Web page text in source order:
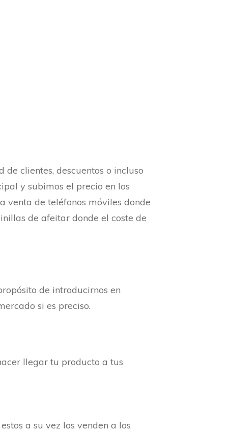
clientes, descuentos o incluso
y subimos el precio en los
venta de teléfonos móviles donde
de afeitar donde el coste de
de introducirnos en
si es preciso.
llegar tu producto a tus
a su vez los venden a los